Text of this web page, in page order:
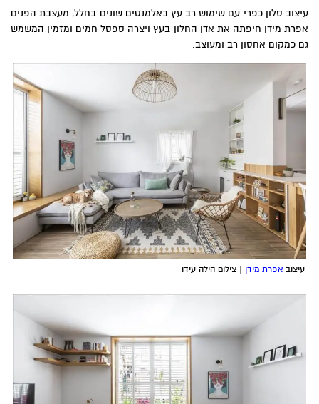
סלון כפרי עם שימוש רב עץ באלמנטים שונים בחלל, מעצבת הפנים
מידן חיפתה את אדן החלון בעץ ויצרה ספסל חמים ומזמין המשמש
כמקום אחסון רב ומעוצב.
עיצובאפרת מידן | צילום הילה עידו